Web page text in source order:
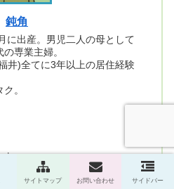
鈍角
に出産。男児二人の母として
専業主婦。
井)全てに3年以上の居住経験
。
ト
記ブログです。
サイトマップ お問い合わせ サイドバー